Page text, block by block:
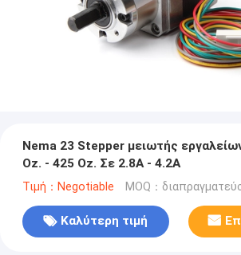
Nema 23 Stepper μειωτής
Oz. - 425 Oz. Σε 2.8A - 4.2A
Τιμή：Negotiable MOQ：
Καλύτερη τιμή